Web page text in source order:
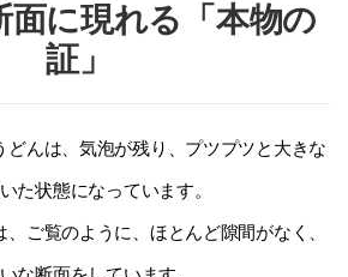
面に現れる「本物の
証」
どんは、気泡が残り、プツプツと大きな
た状態になっています。
ご覧のように、ほとんど隙間がなく、